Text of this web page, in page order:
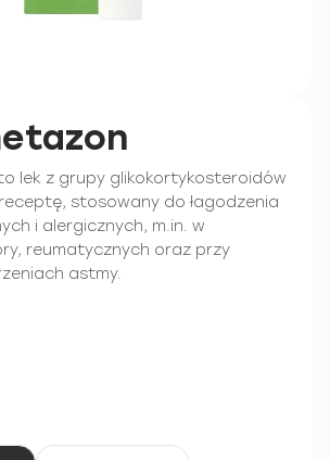
lek z grupy glikokortykosteroidów
stosowany do łagodzenia
i alergicznych, m.in. w
reumatycznych oraz przy
astmy.